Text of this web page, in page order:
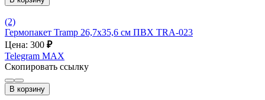
(2)
Гермопакет Tramp 26,7х35,6 см ПВХ TRA-023
Цена: 300 ₽
Telegram MAX
Скопировать ссылку
В корзину